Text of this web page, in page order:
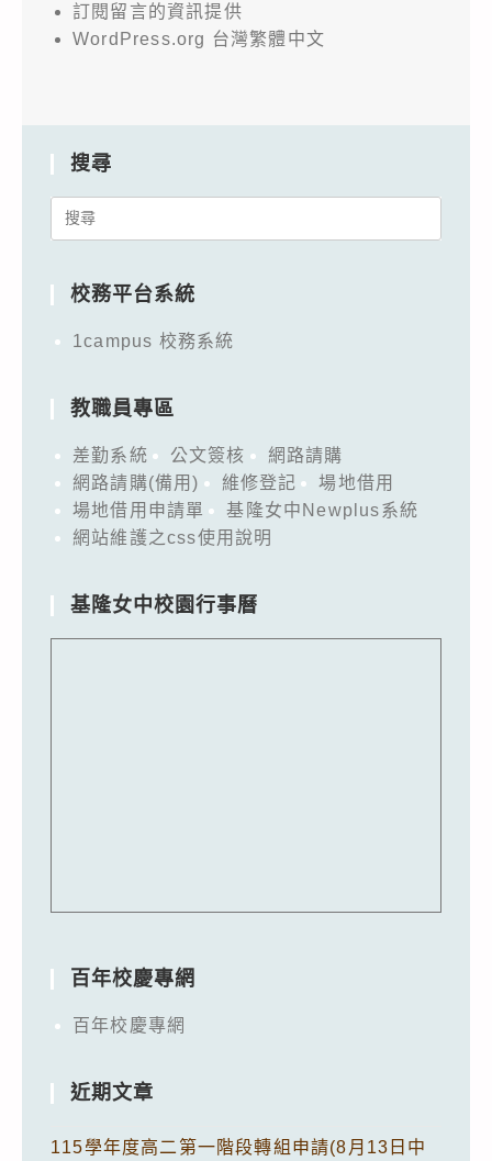
訂閱留言的資訊提供
WordPress.org 台灣繁體中文
搜尋
Search
校務平台系統
1campus 校務系統
教職員專區
差勤系統 公文簽核
網路請購
網路請購(備用)
維修登記
場地借用
場地借用申請單
基隆女中Newplus系統
網站維護之css使用說明
基隆女中校園行事曆
百年校慶專網
百年校慶專網
近期文章
115學年度高二第一階段轉組申請(8月13日中